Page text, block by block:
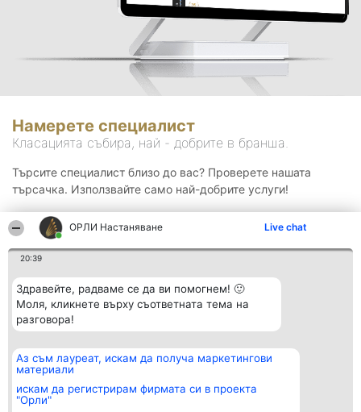
ОРЛИ Настаняване Live chat
20:39
Здравейте, радваме се да ви помогнем! 🙂
Моля, кликнете върху съответната тема на
разговора!
Аз съм лауреат, искам да получа маркетингови
материали
искам да регистрирам фирмата си в проекта
"Орли"
Намерете специалист
Класацията събира, най - добрите в бранша.
Търсите специалист близо до вас? Проверете нашата
търсачка. Използвайте само най-добрите услуги!
Организатор на
класиране
BulevardulAleea Timișul De
Sus Nr. 2, Bl. A30, Sc. A, Et.
Класация
всички
Контакти